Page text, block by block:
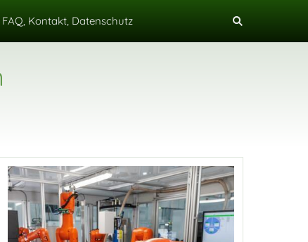
Kontakt, Datenschutz